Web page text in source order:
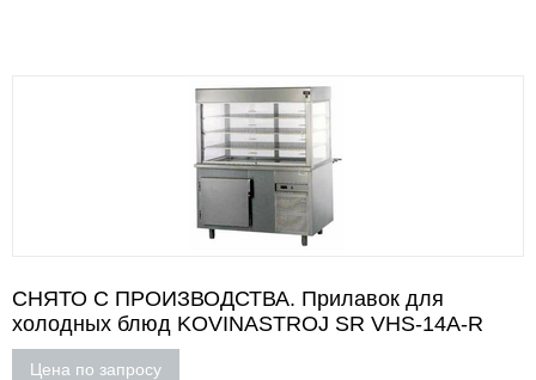
СНЯТО С ПРОИЗВОДСТВА. Прилавок для
холодных блюд KOVINASTROJ SR VHS-14А-R
Цена по запросу